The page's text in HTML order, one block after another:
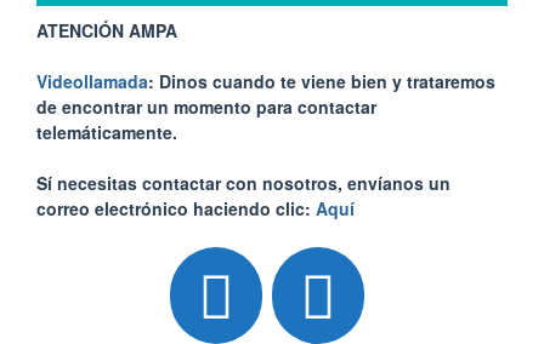
ATENCIÓN AMPA
Videollamada: Dinos cuando te viene bien y trataremos
de encontrar un momento para contactar
telemáticamente.
Sí necesitas contactar con nosotros, envíanos un
correo electrónico haciendo clic: Aquí